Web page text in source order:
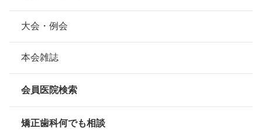
組織について
本会の歴史
情報公開
安心できる矯正歯科治療契約のための「7つの提言」
矯正歯科治療について
大会・例会
本会雑誌
会員医院検索
矯正歯科何でも相談
所在地
宮崎県宮崎市和知川原1-53-1
FAX番号 050-3730-9667